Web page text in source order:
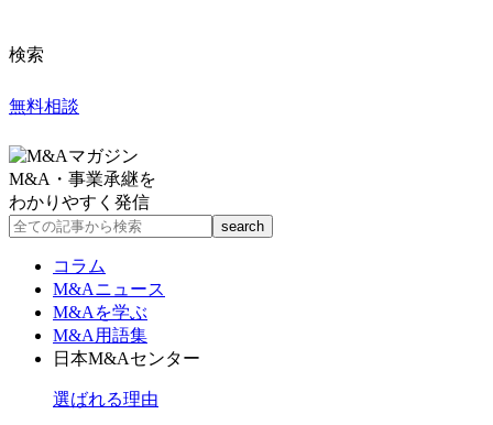
検索
無料相談
M&A・事業承継を
わかりやすく発信
コラム
M&Aニュース
M&Aを学ぶ
M&A用語集
日本M&Aセンター
選ばれる理由